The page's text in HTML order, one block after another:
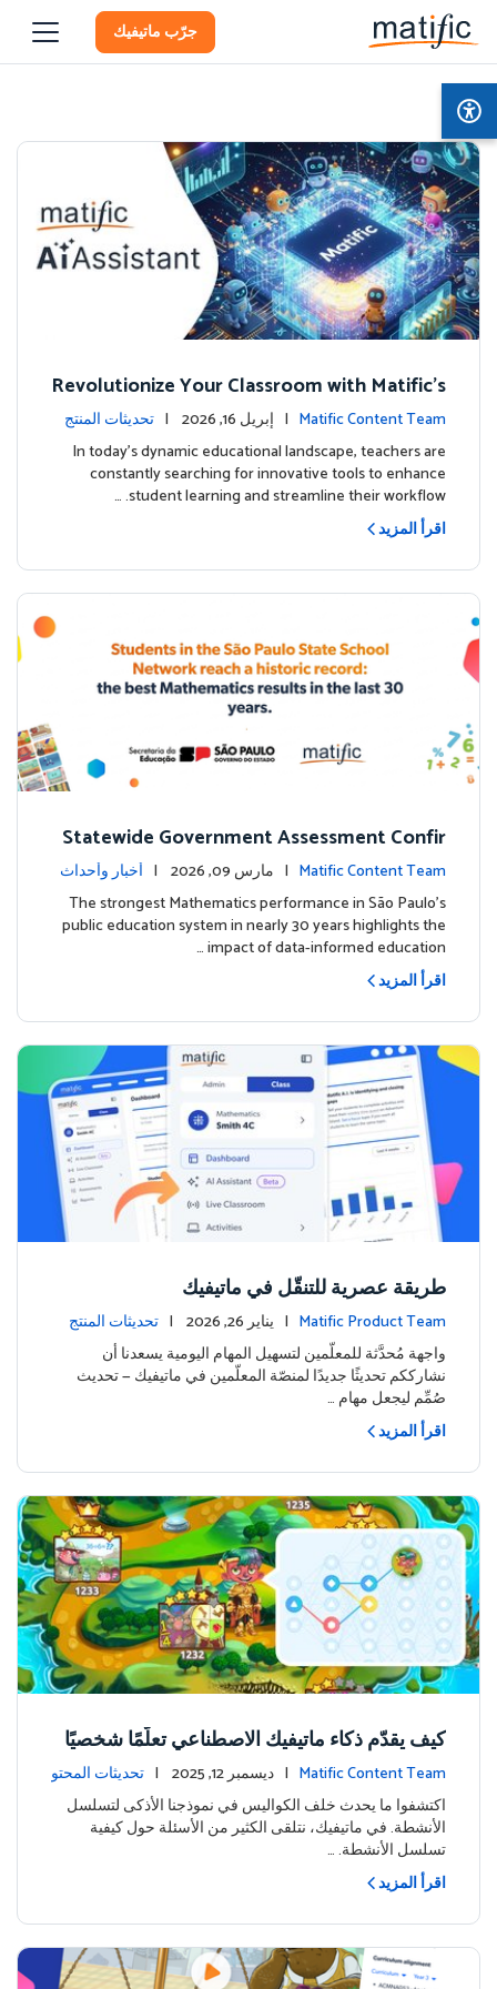
جرّب ماتيفيك
Revolutionize Your Classroom with Matific's
AI-Powered Teacher Assistant
Matific Content Team | إبريل 16, 2026 |
تحديثات المنتج
In today's dynamic educational landscape, teachers are
constantly searching for innovative tools to enhance
student learning and streamline their workflow. …
اقرأ المزيد
Statewide Government Assessment Confir
Math Achievement
Matific Content Team | مارس 09, 2026 |
أخبار وأحداث
The strongest Mathematics performance in São Paulo’s
public education system in nearly 30 years highlights the
impact of data-informed education …
اقرأ المزيد
طريقة عصرية للتنقّل في ماتيفيك
Matific Product Team | يناير 26, 2026 |
تحديثات المنتج
واجهة مُحدَّثة للمعلّمين لتسهيل المهام اليومية يسعدنا أن
نشارككم تحديثًا جديدًا لمنصّة المعلّمين في ماتيفيك — تحديث
صُمِّم ليجعل مهام …
اقرأ المزيد
على جزيرة المغامرة
Matific Content Team | ديسمبر 12, 2025 | تحديثات المحتو
ى
اكتشفوا ما يحدث خلف الكواليس في نموذجنا الأذكى لتسلسل
الأنشطة. في ماتيفيك، نتلقى الكثير من الأسئلة حول كيفية
تسلسل الأنشطة. …
اقرأ المزيد